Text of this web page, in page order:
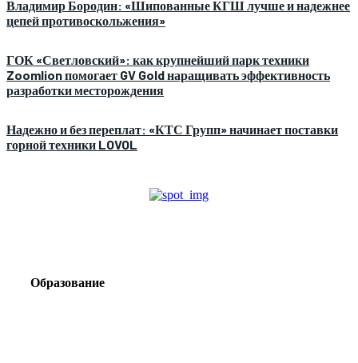
Владимир Бородин: «Шипованные КГШ лучше и надежнее
цепей противоскольжения»
ГОК «Светловский»: как крупнейший парк техники
Zoomlion помогает GV Gold наращивать эффективность
разработки месторождения
Надежно и без переплат: «КТС Групп» начинает поставки
горной техники LOVOL
Образование